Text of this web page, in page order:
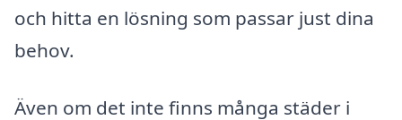
och hitta en lösning som passar just dina
behov.
Även om det inte finns många städer i